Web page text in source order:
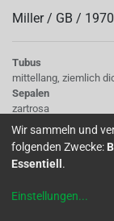
Miller / GB / 1970
Tubus
mittellang, ziemlich
Sepalen
zartrosa
Korolle/Petalen
weiß
Staubgefäße
zartrosa
cremeweiß
Wir sammeln und
folgenden Zwecke:
Essentiell .
Einstellungen...